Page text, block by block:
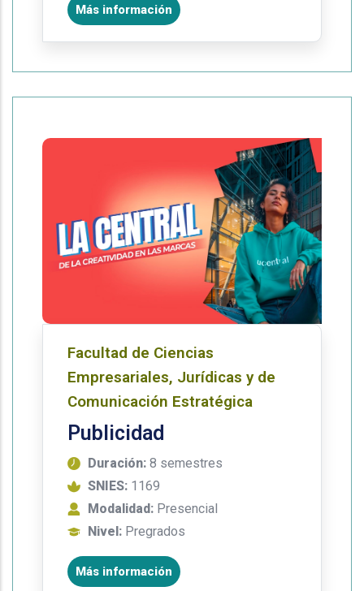
Más información
Facultad de Ciencias
Empresariales, Jurídicas y de
Comunicación Estratégica
Publicidad
Duración: 8 semestres
SNIES: 1169
Modalidad: Presencial
Nivel: Pregrados
Más información